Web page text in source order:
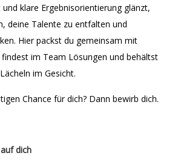
klare Ergebnisorientierung glänzt,
deine Talente zu entfalten und
Hier packst du gemeinsam mit
im Team Lösungen und behältst
im Gesicht.
Chance für dich? Dann bewirb dich.
dich